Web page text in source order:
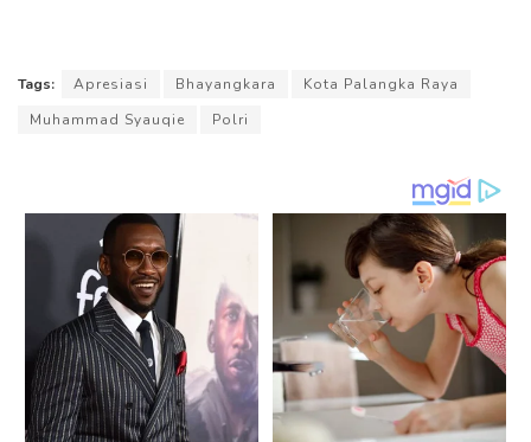
Tags: Apresiasi Bhayangkara
Kota Palangka Raya
Muhammad Syauqie
Polri